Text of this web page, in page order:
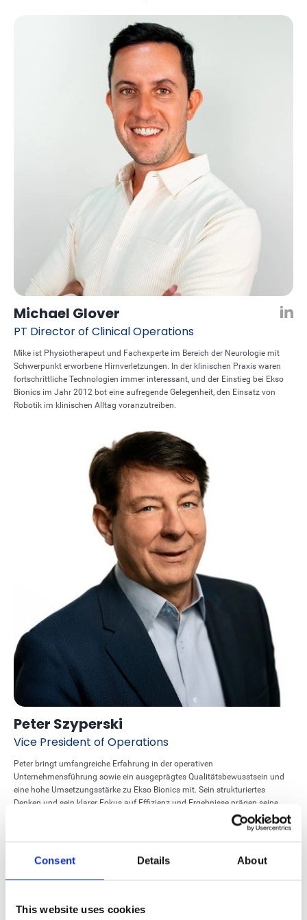
Consent Details About
This website uses cookies
Michael Glover
PT Director of Clinical Operations
Mike ist Physiotherapeut und Fachexperte im Bereich der Neurologie mit
Schwerpunkt erworbene Hirnverletzungen. In der klinischen Praxis waren
fortschrittliche Technologien immer interessant, und der Einstieg bei Ekso
Bionics im Jahr 2012 bot eine aufregende Gelegenheit, den Einsatz von
Robotik im klinischen Alltag voranzutreiben.
Peter Szyperski
Vice President of Operations
Peter bringt umfangreiche Erfahrung in der operativen
Unternehmensführung sowie ein ausgeprägtes Qualitätsbewusstsein und
eine hohe Umsetzungsstärke zu Ekso Bionics mit. Sein strukturiertes
Denken und sein klarer Fokus auf Effizienz und Ergebnisse prägen seine
Arbeit.Mit über 20 Jahren Erfahrung in verschiedenen Führungspositionen
darunter Halbleiterindustrie, Raketenabwehr und Biotechnologie – hat Peter
In seiner Freizeit verbringt er gerne Zeit am Meer und ist leidenschaftlicher